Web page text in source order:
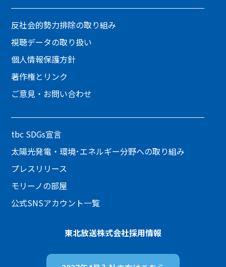
反社会的勢力排除の取り組み
視聴データの取り扱い
個人情報保護方針
著作権とリンク
ご意見・お問い合わせ
tbc SDGs宣言
太陽光発電・環境･エネルギー分野への取り組み
プレスリリース
モリーノの部屋
公式SNSアカウント一覧
東北放送株式会社採用情報